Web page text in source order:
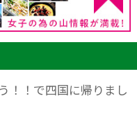
！！で四国に帰りまし